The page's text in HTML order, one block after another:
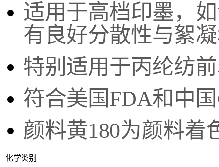
适用于高档印墨，
有良好分散性与絮
特别适用于丙纶纺
符合美国FDA和中
颜料黄180为颜料着
化学类别